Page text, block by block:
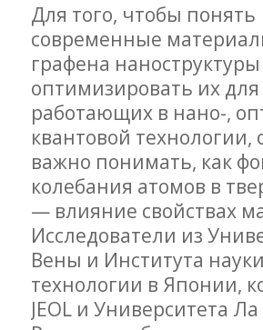
Для того, чтобы понять
современные
графена
оптимизировать их для
работающих в нано-,
квантовой технологии,
важно понимать, как
колебания атомов в
— влияние свойствах
Исследователи из
Вены и Института
технологии в Японии,
JEOL и Университета